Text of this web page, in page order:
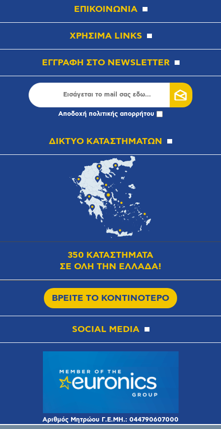
ΕΠΙΚΟΙΝΩΝΙΑ
ΧΡΗΣΙΜΑ LINKS
ΕΓΓΡΑΦΗ ΣΤΟ NEWSLETTER
Αποδοχή πολιτικής απορρήτου
ΔΙΚΤΥΟ ΚΑΤΑΣΤΗΜΑΤΩΝ
350 ΚΑΤΑΣΤΗΜΑΤΑ
ΣΕ ΟΛΗ ΤΗΝ ΕΛΛΑΔΑ!
ΒΡΕΙΤΕ ΤΟ ΚΟΝΤΙΝΟΤΕΡΟ
SOCIAL MEDIA